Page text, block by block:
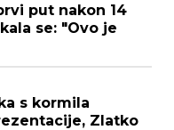
put nakon 14
se: "Ovo je
s kormila
Zlatko